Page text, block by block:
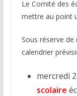
Le Comité des
mettre au point
Sous réserve
calendrier
mercredi
scolaire